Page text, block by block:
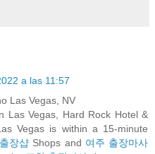
a las 11:57
Las Vegas, NV
Las Vegas, Hard Rock Hotel &
Vegas is within a 15-minute
장샵 Shops and 여주 출장마사